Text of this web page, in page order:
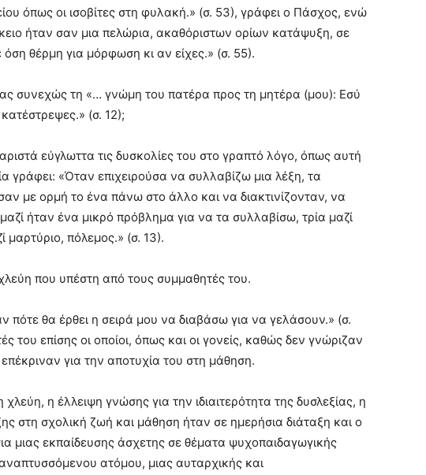
όπως οι ισοβίτες στη φυλακή.» (σ. 53), γράφει ο Πάσχος, ενώ
ήταν σαν μια πελώρια, ακαθόριστων ορίων κατάψυξη, σε
θέρμη για μόρφωση κι αν είχες.» (σ. 55).
συνεχώς τη «… γνώμη του πατέρα προς τη μητέρα (μου): Εσύ
(σ. 12);
εύγλωττα τις δυσκολίες του στο γραπτό λόγο, όπως αυτή
γράφει: «Όταν επιχειρούσα να συλλαβίζω μια λέξη, τα
με ορμή το ένα πάνω στο άλλο και να διακτινίζονταν, να
ήταν ένα μικρό πρόβλημα για να τα συλλαβίσω, τρία μαζί
πόλεμος.» (σ. 13).
που υπέστη από τους συμμαθητές του.
πότε θα έρθει η σειρά μου να διαβάσω για να γελάσουν.» (σ.
του επίσης οι οποίοι, όπως και οι γονείς, καθώς δεν γνώριζαν
επέκριναν για την αποτυχία του στη μάθηση.
χλεύη, η έλλειψη γνώσης για την ιδιαιτερότητα της δυσλεξίας, η
στη σχολική ζωή και μάθηση ήταν σε ημερήσια διάταξη και ο
μιας εκπαίδευσης άσχετης σε θέματα ψυχοπαιδαγωγικής
ατόμου, μιας αυταρχικής και